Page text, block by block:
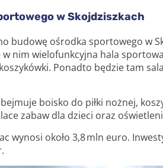
w Skojdziszkach
budowę ośrodka sportowego w
w nim wielofunkcyjna hala
Ponadto będzie tam
boisko do piłki nożnej,
zabaw dla dzieci oraz
wynosi około 3,8 mln euro.